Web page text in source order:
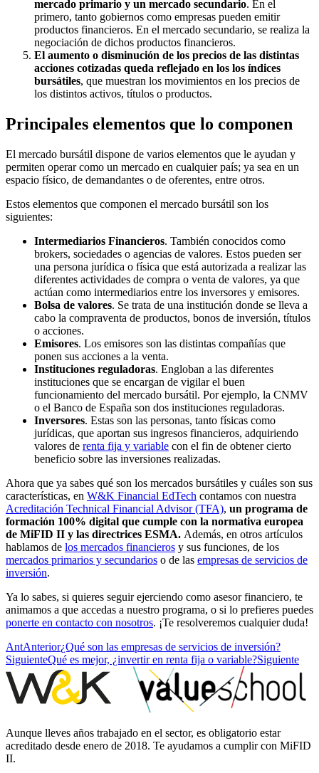
mercado primario y un mercado secundario. En el
primero, tanto gobiernos como empresas pueden emitir
productos financieros. En el mercado secundario, se realiza la
negociación de dichos productos financieros.
El aumento o disminución de los precios de las distintas
acciones cotizadas queda reflejado en los los índices
bursátiles, que muestran los movimientos en los precios de
los distintos activos, títulos o productos.
Principales elementos que lo componen
El mercado bursátil dispone de varios elementos que le ayudan y
permiten operar como un mercado en cualquier país; ya sea en un
espacio físico, de demandantes o de oferentes, entre otros.
Estos elementos que componen el mercado bursátil son los
siguientes:
Intermediarios Financieros. También conocidos como
brokers, sociedades o agencias de valores. Estos pueden ser
una persona jurídica o física que está autorizada a realizar las
diferentes actividades de compra o venta de valores, ya que
actúan como intermediarios entre los inversores y emisores.
Bolsa de valores. Se trata de una institución donde se lleva a
cabo la compraventa de productos, bonos de inversión, títulos
o acciones.
Emisores. Los emisores son las distintas compañías que
ponen sus acciones a la venta.
Instituciones reguladoras. Engloban a las diferentes
instituciones que se encargan de vigilar el buen
funcionamiento del mercado bursátil. Por ejemplo, la CNMV
o el Banco de España son dos instituciones reguladoras.
Inversores. Estas son las personas, tanto físicas como
jurídicas, que aportan sus ingresos financieros, adquiriendo
valores de renta fija y variable con el fin de obtener cierto
beneficio sobre las inversiones realizadas.
Ahora que ya sabes qué son los mercados bursátiles y cuáles son sus
características, en W&K Financial EdTech contamos con nuestra
Acreditación Technical Financial Advisor (TFA), un programa de
formación 100% digital que cumple con la normativa europea
de MiFID II y las directrices ESMA. Además, en otros artículos
hablamos de los mercados financieros y sus funciones, de los
mercados primarios y secundarios o de las empresas de servicios de
inversión.
Ya lo sabes, si quieres seguir ejerciendo como asesor financiero, te
animamos a que accedas a nuestro programa, o si lo prefieres puedes
ponerte en contacto con nosotros. ¡Te resolveremos cualquier duda!
AntAnterior¿Qué son las empresas de servicios de inversión?
SiguienteQué es mejor, ¿invertir en renta fija o variable?Siguiente
Aunque lleves años trabajado en el sector, es obligatorio estar
acreditado desde enero de 2018. Te ayudamos a cumplir con MiFID
II.